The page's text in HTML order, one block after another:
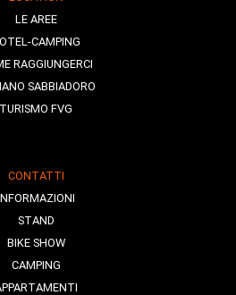
LE AREE
CAMPING
RAGGIUNGERCI
SABBIADORO
TURISMO FVG
CONTATTI
STAND
BIKE SHOW
CAMPING